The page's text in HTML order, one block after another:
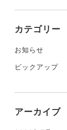
カテゴリー
お知らせ
ピックアップ
アーカイブ